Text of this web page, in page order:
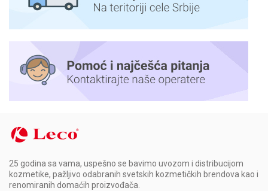
25 godina sa vama, uspešno se bavimo uvozom i distribucijom
kozmetike, pažljivo odabranih svetskih kozmetičkih brendova kao i
renomiranih domaćih proizvođača.